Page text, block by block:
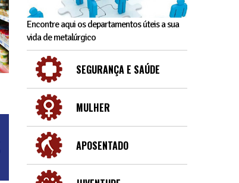
Encontre aqui os departamentos úteis a sua
vida de metalúrgico
SEGURANÇA E SAÚDE
MULHER
APOSENTADO